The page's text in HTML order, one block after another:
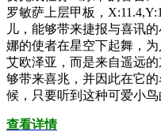
罗敏萨上层甲板，
儿，能够带来捷报与喜讯
娜的使者在星空下起舞，
艾欧泽亚，而是来自遥远
够带来喜兆，并因此在它
候，只要听到这种可爱小
查看详情